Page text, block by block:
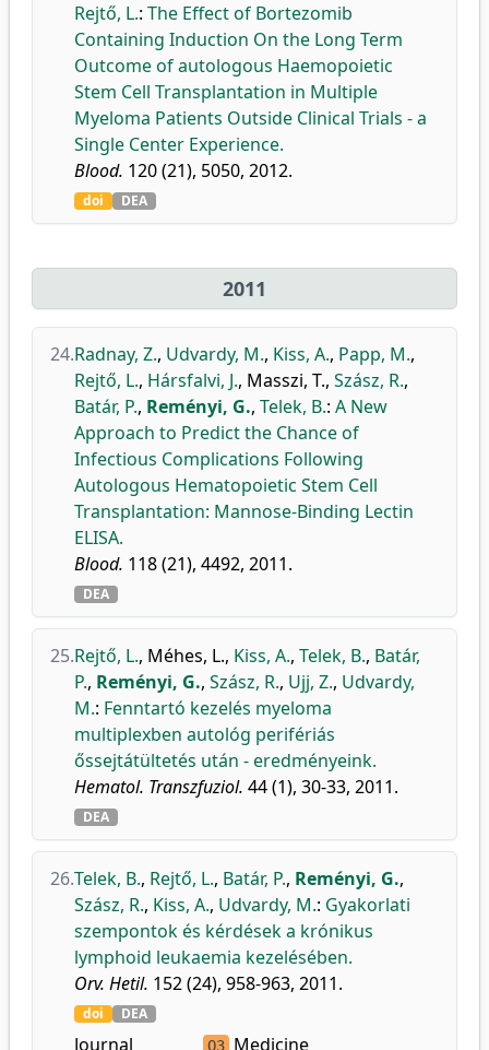
Rejtő, L.: The Effect of Bortezomib
Containing Induction On the Long Term
Outcome of autologous Haemopoietic
Stem Cell Transplantation in Multiple
Myeloma Patients Outside Clinical Trials - a
Single Center Experience.
Blood. 120 (21), 5050, 2012.
doi DEA
2011
24.Radnay, Z., Udvardy, M., Kiss, A., Papp, M.,
Rejtő, L., Hársfalvi, J., Masszi, T., Szász, R.,
Batár, P., Reményi, G., Telek, B.: A New
Approach to Predict the Chance of
Infectious Complications Following
Autologous Hematopoietic Stem Cell
Transplantation: Mannose-Binding Lectin
ELISA.
Blood. 118 (21), 4492, 2011.
DEA
25.Rejtő, L., Méhes, L., Kiss, A., Telek, B., Batár,
P., Reményi, G., Szász, R., Ujj, Z., Udvardy,
M.: Fenntartó kezelés myeloma
multiplexben autológ perifériás
őssejtátültetés után - eredményeink.
Hematol. Transzfuziol. 44 (1), 30-33, 2011.
DEA
26.Telek, B., Rejtő, L., Batár, P., Reményi, G.,
Szász, R., Kiss, A., Udvardy, M.: Gyakorlati
szempontok és kérdések a krónikus
lymphoid leukaemia kezelésében.
Orv. Hetil. 152 (24), 958-963, 2011.
doi DEA
Journal
Q3 Medicine